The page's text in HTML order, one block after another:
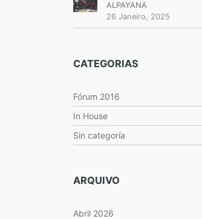
ALPAYANA
26 Janeiro, 2025
CATEGORIAS
Fórum 2016
In House
Sin categoría
ARQUIVO
Abril 2026